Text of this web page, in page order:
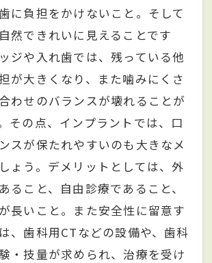
に負担をかけないこと。そして
然できれいに見えることです
ジや入れ歯では、残っている他
が大きくなり、また噛みにくさ
わせのバランスが壊れることが
その点、インプラントでは、口
スが保たれやすいのも大きなメ
ょう。デメリットとしては、外
ること、自由診療であること、
長いこと。また安全性に留意す
、歯科用CTなどの設備や、歯科
・技量が求められ、治療を受け